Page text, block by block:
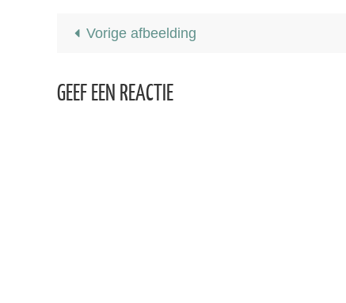
Vorige afbeelding
GEEF EEN REACTIE